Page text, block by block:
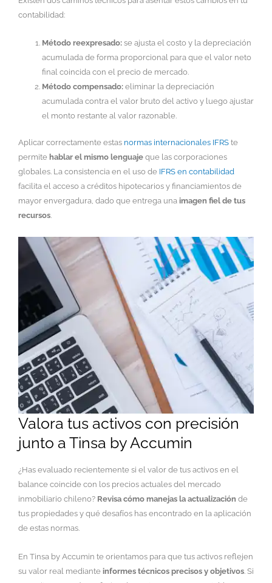
contabilidad:
Método reexpresado: se ajusta el costo y la depreciación
acumulada de forma proporcional para que el valor neto
final coincida con el precio de mercado.
Método compensado: eliminar la depreciación
acumulada contra el valor bruto del activo y luego ajustar
el monto restante al valor razonable.
Aplicar correctamente estas normas internacionales IFRS te
permite hablar el mismo lenguaje que las corporaciones
globales. La consistencia en el uso de IFRS en contabilidad
facilita el acceso a créditos hipotecarios y financiamientos de
mayor envergadura, dado que entrega una imagen fiel de tus
recursos
Valora tus activos con precisión
junto a Tinsa by Accumin
¿Has evaluado recientemente si el valor de tus activos en el
balance coincide con los precios actuales del mercado
inmobiliario chileno? Revisa cómo manejas la actualización de
tus propiedades y qué desafíos has encontrado en la aplicación
de estas normas.
En Tinsa by Accumin te orientamos para que tus activos reflejen
su valor real mediante informes técnicos precisos y objetivos . Si